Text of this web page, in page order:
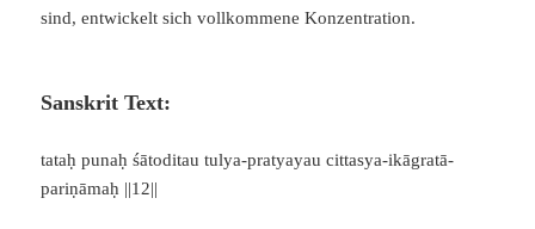
sind, entwickelt sich vollkommene Konzentration.
Sanskrit Text:
tataḥ punaḥ śātoditau tulya-pratyayau cittasya-ikāgratā-
pariṇāmaḥ ||12||